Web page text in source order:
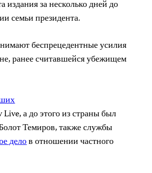
издания за несколько дней до
семьи президента.
беспрецедентные усилия
ранее считавшейся убежищем
а до этого из страны был
Темиров, также службы
делов отношении частного